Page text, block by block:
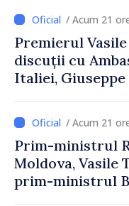
Uygar Mustafa
/ Acum 21
Premierul
discuții cu
Italiei, Giuseppe
/ Acum 21
Prim-ministrul
Moldova, Vasile
prim-ministrul